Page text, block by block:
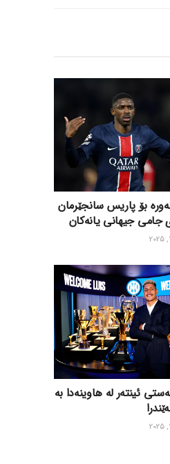
بۆ پاریس سانجێرمان
جامی جیهانی یانەکان
ئینتەر لە هاوینەدا بە